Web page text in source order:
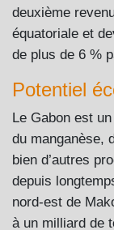
deuxième
équatoriale et
de plus de 6 %
Potentiel
Le Gabon est
du manganèse,
bien d’autres
depuis
nord-est de
à un milliard de